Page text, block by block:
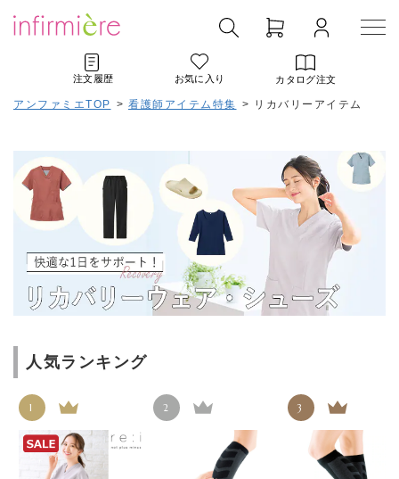
注文履歴 お気に入り カタログ注文
アンファミエTOP > 看護師アイテム特集 > リカバリーアイテム
人気ランキング
1 2 3